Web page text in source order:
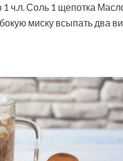
ч.л. Соль 1 щепотка
миску всыпать два